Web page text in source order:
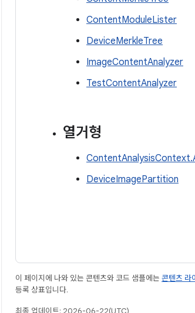
ContentModuleLister
DeviceMerkleTree
ImageContentAnalyzer
TestContentAnalyzer
열거형
DeviceImagePartition
이 페이지에 나와 있는 콘텐츠와 코드 샘플에는 콘텐츠 라
등록 상표입니다.
최종 업데이트: 2026-06-22(UTC)